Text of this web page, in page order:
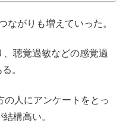
ながりも増えていった。
聴覚過敏などの感覚過
。
の人にアンケートをとっ
構高い。